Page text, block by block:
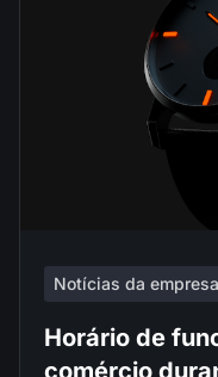
Notícias da empresa
Horário de
comércio